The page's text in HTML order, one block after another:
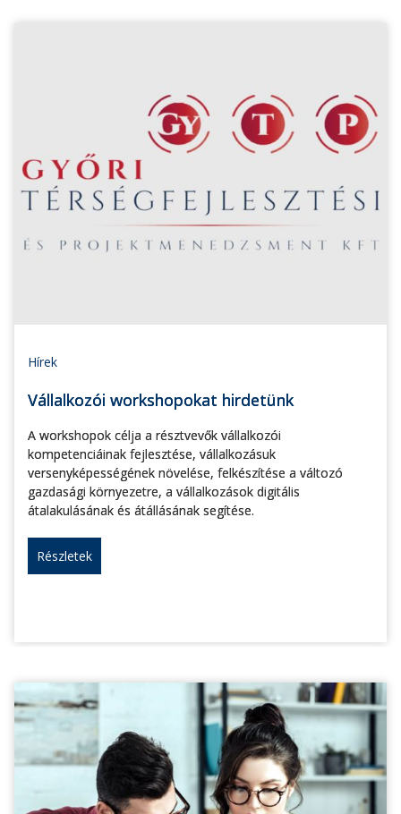
Hírek
Vállalkozói workshopokat hirdetünk
A workshopok célja a résztvevők vállalkozói
kompetenciáinak fejlesztése, vállalkozásuk
versenyképességének növelése, felkészítése a változó
gazdasági környezetre, a vállalkozások digitális
átalakulásának és átállásának segítése.
Részletek